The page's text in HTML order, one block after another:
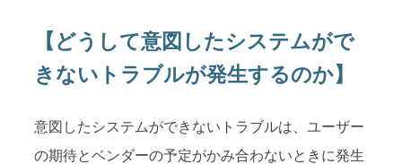
【どうして意図したシステムがで
きないトラブルが発生するのか】
意図したシステムができないトラブルは、ユーザー
の期待とベンダーの予定がかみ合わないときに発生